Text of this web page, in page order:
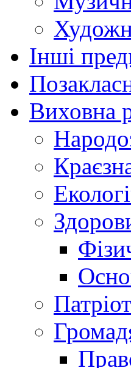
Інші
Виховна